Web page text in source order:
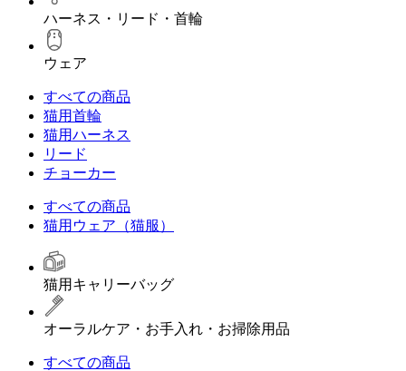
ハーネス・リード・首輪
ウェア
すべての商品
猫用首輪
猫用ハーネス
リード
チョーカー
すべての商品
猫用ウェア（猫服）
猫用キャリーバッグ
オーラルケア・お手入れ・お掃除用品
すべての商品